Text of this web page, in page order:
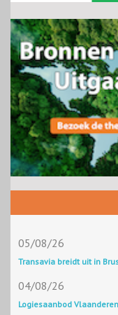
05/08/26
Transavia breidt uit in
04/08/26
Logiesaanbod